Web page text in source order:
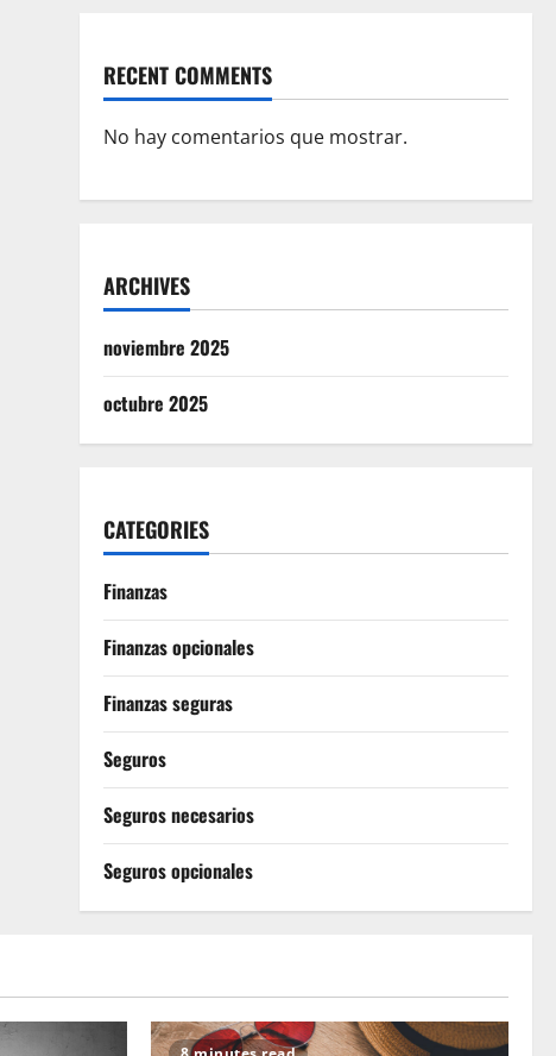
RECENT COMMENTS
No hay comentarios que mostrar.
ARCHIVES
noviembre 2025
octubre 2025
CATEGORIES
Finanzas
Finanzas opcionales
Finanzas seguras
Seguros
Seguros necesarios
Seguros opcionales